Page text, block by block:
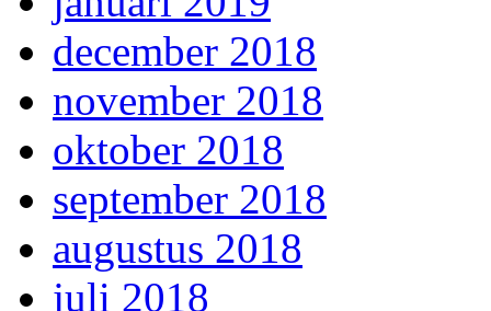
december 2018
november 2018
oktober 2018
september 2018
augustus 2018
juli 2018